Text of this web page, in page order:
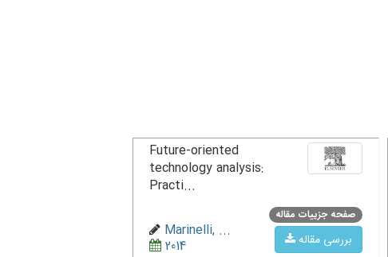
صفحه جزییات مقاله
بررسی مقاله
Future-oriented
technology analysis:
Practi...
Marinelli, ...
2014